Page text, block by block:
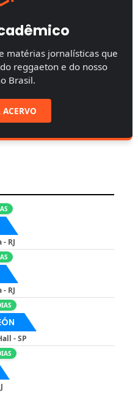
matérias jornalísticas que
reggaeton e do nosso
Brasil.
ACERVO
RJ
RJ
- SP